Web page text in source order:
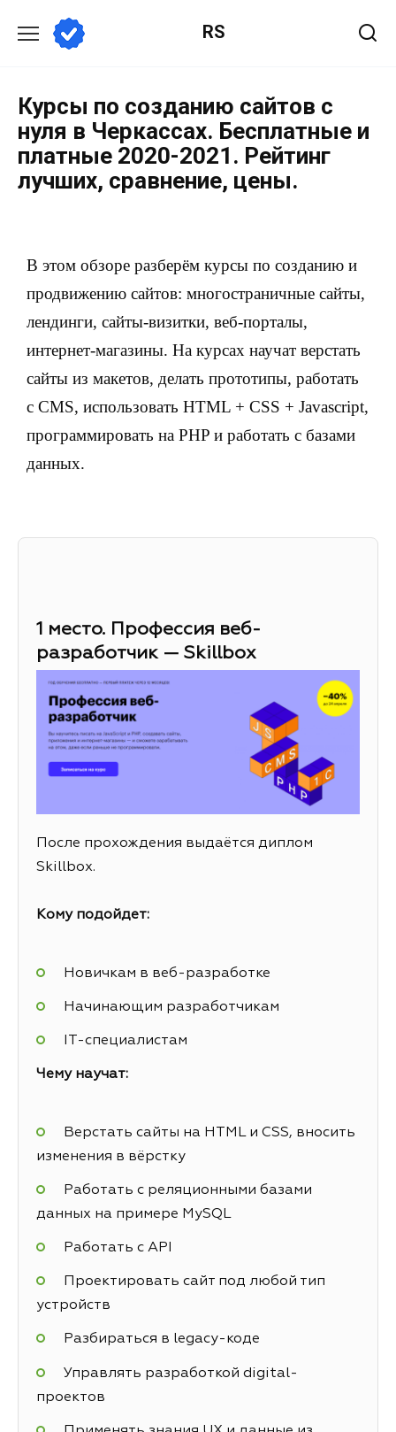
RS
Курсы по созданию сайтов с
нуля в Черкассах. Бесплатные и
платные 2020-2021. Рейтинг
лучших, сравнение, цены.
В этом обзоре разберём курсы по созданию и
продвижению сайтов: многостраничные сайты,
лендинги, сайты-визитки, веб-порталы,
интернет-магазины. На курсах научат верстать
сайты из макетов, делать прототипы, работать
с CMS, использовать HTML + CSS + Javascript,
программировать на PHP и работать с базами
данных.
1 место. Профессия веб-
разработчик — Skillbox
После прохождения выдаётся диплом
Skillbox.
Кому подойдет:
Новичкам в веб-разработке
Начинающим разработчикам
IT-специалистам
Чему научат:
Верстать сайты на HTML и CSS, вносить
изменения в вёрстку
Работать с реляционными базами
данных на примере MySQL
Работать с API
Проектировать сайт под любой тип
устройств
Разбираться в legacy-коде
Управлять разработкой digital-
проектов